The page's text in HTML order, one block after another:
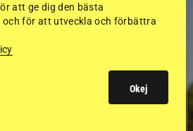
att ge dig den bästa
och för att utveckla och förbättra
Okej